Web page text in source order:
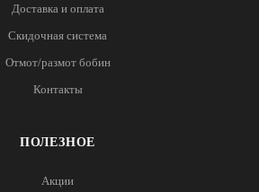
Доставка и оплата
Скидочная система
Отмот/размот бобин
Контакты
ПОЛЕЗНОЕ
Акции